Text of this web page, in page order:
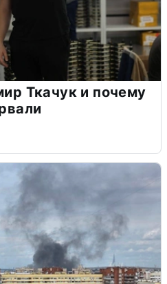
Ткачук и почему